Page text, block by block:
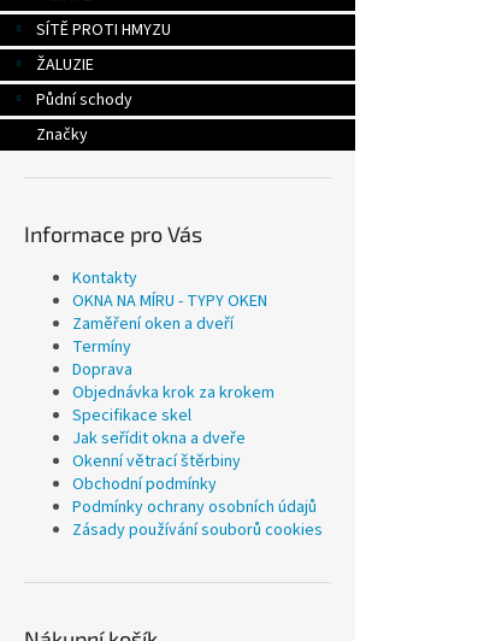
SÍTĚ PROTI HMYZU
ŽALUZIE
Půdní schody
Značky
Informace pro Vás
Kontakty
OKNA NA MÍRU - TYPY OKEN
Zaměření oken a dveří
Termíny
Doprava
Objednávka krok za krokem
Specifikace skel
Jak seřídit okna a dveře
Okenní větrací štěrbiny
Obchodní podmínky
Podmínky ochrany osobních údajů
Zásady používání souborů cookies